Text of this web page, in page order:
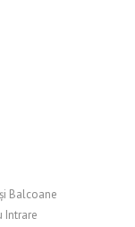
Balcoane
Intrare